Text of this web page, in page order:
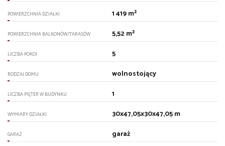
POWIERZCHNIA DZIAŁKI 1 419 m²
POWIERZCHNIA BALKONÓW/TARASÓW 5,52 m²
LICZBA POKOI 5
RODZAJ DOMU wolnostojący
LICZBA PIĘTER W BUDYNKU 1
WYMIARY DZIAŁKI 30x47,05x30x47,05 m
GARAŻ garaż